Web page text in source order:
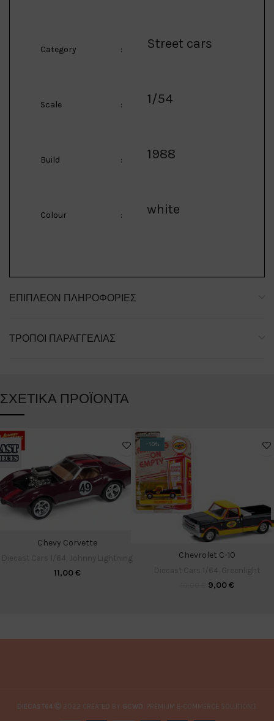
Category : Street cars
Scale : 1/54
Build : 1988
Colour : white
ΕΠΙΠΛΈΟΝ ΠΛΗΡΟΦΟΡΊΕΣ
ΤΡΌΠΟΙ ΠΑΡΑΓΓΕΛΊΑΣ
ΣΧΕΤΙΚΆ ΠΡΟΪΌΝΤΑ
Chevy Corvette
11,00€
-10%
Chevrolet C-10
9,00€
DIECAST64 2022 CREATED BY GCWD . PREMIUM E-COMMERCE SOLUTIONS.